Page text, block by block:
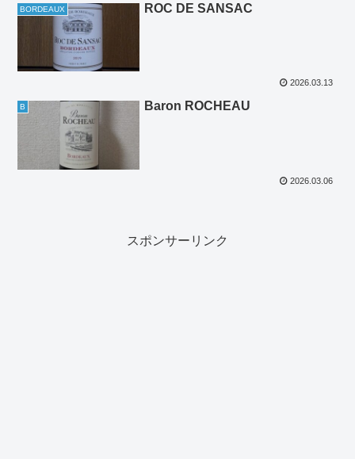
BORDEAUX ROC DE SANSAC
2026.03.13
B Baron ROCHEAU
2026.03.06
スポンサーリンク